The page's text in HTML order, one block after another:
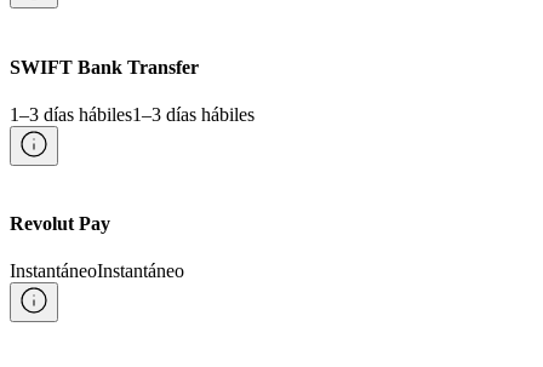
SWIFT Bank Transfer
1–3 días hábiles1–3 días hábiles
Revolut Pay
InstantáneoInstantáneo